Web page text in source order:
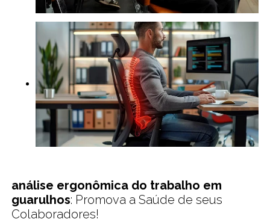
análise ergonômica do trabalho em
guarulhos: Promova a Saúde de seus
Colaboradores!